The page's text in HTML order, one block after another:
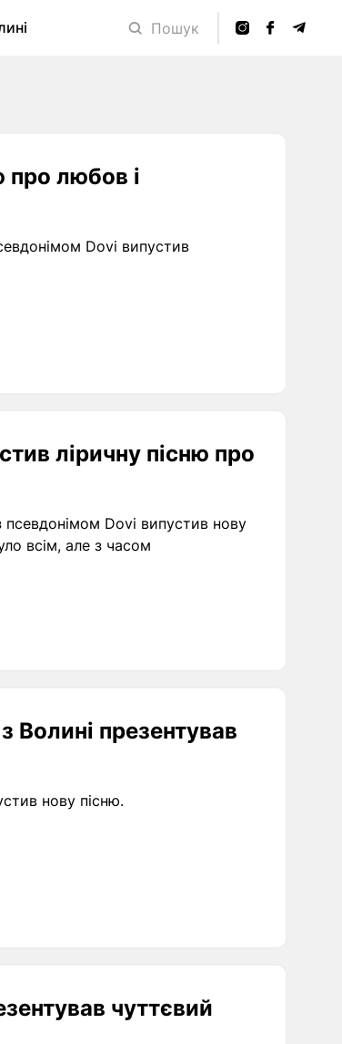
Пошук
про любов і
Dovi випустив
ліричну пісню про
псевдонімом Dovi випустив нову
всім, але з часом
Волині презентував
нову пісню.
чуттєвий